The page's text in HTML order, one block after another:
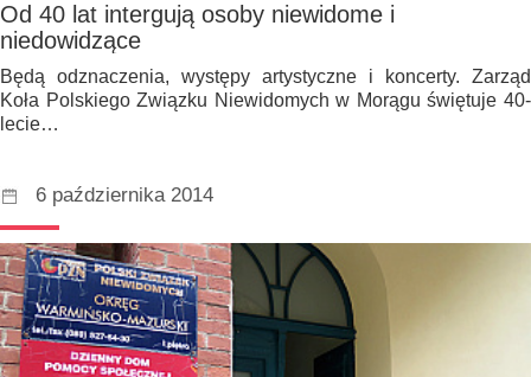
Od 40 lat intergują osoby niewidome i
niedowidzące
Będą odznaczenia, występy artystyczne i koncerty. Zarząd
Koła Polskiego Związku Niewidomych w Morągu świętuje 40-
lecie…
6 października 2014